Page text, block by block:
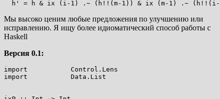
Мы высоко ценим любые предложения по улучшению или
исправлению. Я ищу более идиоматический способ работы с
Haskell
Версия 0.1:
import           Control.Lens
import           Data.List